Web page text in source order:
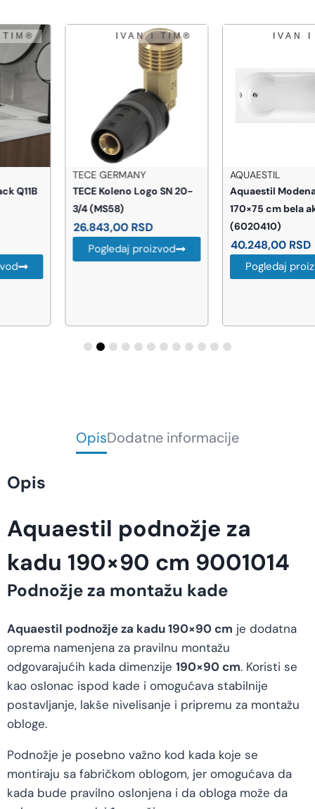
TECE GERMANY
TECE Koleno Logo SN 20-
RSD
Pogledaj proizvod
Aquaestil Modena kada
170×75 cm bela akrilna
40.248,00RSD
Pogledaj proizvod
OpisDodatne informacije
Opis
Aquaestil podnožje za
kadu 190×90 cm 9001014
Podnožje za montažu kade
Aquaestil podnožje za kadu 190×90 cm je dodatna
oprema namenjena za pravilnu montažu
odgovarajućih kada dimenzije 190×90 cm. Koristi se
kao oslonac ispod kade i omogućava stabilnije
postavljanje, lakše nivelisanje i pripremu za montažu
obloge.
Podnožje je posebno važno kod kada koje se
montiraju sa fabričkom oblogom, jer omogućava da
kada bude pravilno oslonjena i da obloga može da